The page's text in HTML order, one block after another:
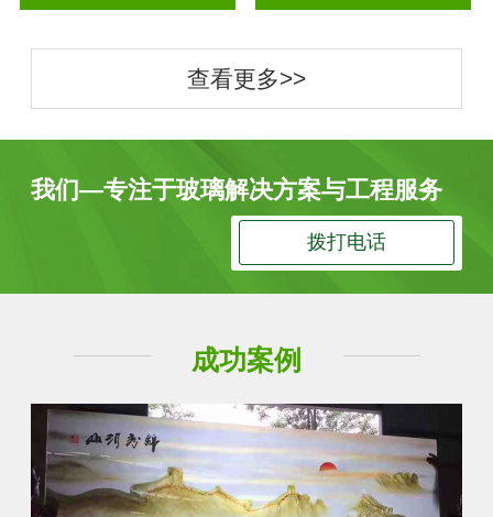
查看更多>>
我们—专注于玻璃解决方案与工程服务
拨打电话
成功案例